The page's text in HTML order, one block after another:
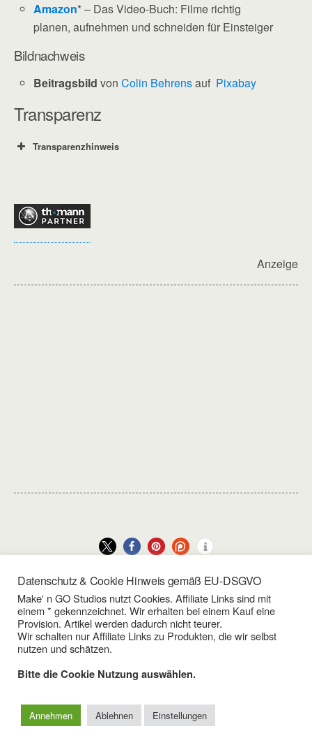
Amazon* – Das Video-Buch: Filme richtig
planen, aufnehmen und schneiden für Einsteiger
Bildnachweis
Beitragsbild vonColin Behrensauf Pixabay
Transparenz
Transparenzhinweis
Anzeige
Vorheriger Beitrag
Video Equipment 3. -
Audio-Recording
Nächster Beitrag
Foto & Video Equipment -
Kameras
Zum Seitenanfang
Datenschutz & Cookie Hinweis gemäß EU-DSGVO
Make' n GO Studios nutzt Cookies. Affiliate Links sind mit
einem * gekennzeichnet. Wir erhalten bei einem Kauf eine
Provision. Artikel werden dadurch nicht teurer.
Wir schalten nur Affiliate Links zu Produkten, die wir selbst
nutzen und schätzen.
Bitte die Cookie Nutzung auswählen.
Annehmen Ablehnen Einstellungen